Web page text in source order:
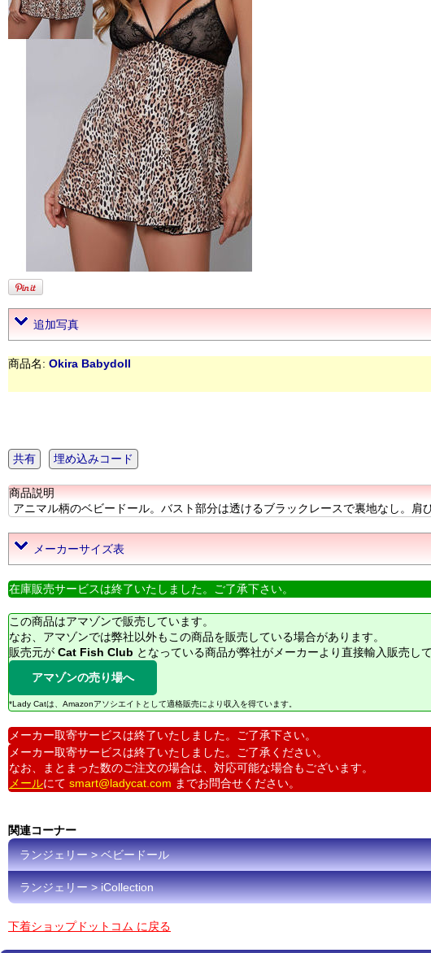
追加写真
商品名: Okira Babydoll
共有 埋め込みコード
商品説明
アニマル柄のベビードール。バスト部分は透けるブラックレースで裏地なし。肩
メーカーサイズ表
在庫販売サービスは終了いたしました。ご了承下さい。
この商品はアマゾンで販売しています。
なお、アマゾンでは弊社以外もこの商品を販売している場合があります。
販売元が Cat Fish Club となっている商品が弊社がメーカーより直接輸入販売し
アマゾンの売り場へ
*Lady Catは、Amazonアソシエイトとして適格販売により収入を得ています。
メーカー取寄サービスは終了いたしました。ご了承下さい。
メーカー取寄サービスは終了いたしました。ご了承ください。
なお、まとまった数のご注文の場合は、対応可能な場合もございます。
メールにて smart@ladycat.com までお問合せください。
関連コーナー
ランジェリー > ベビードール
ランジェリー > iCollection
下着ショップドットコム に戻る